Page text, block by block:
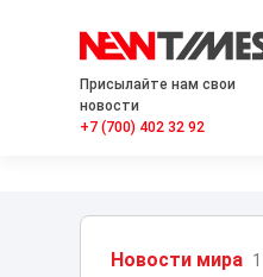
Присылайте нам свои
новости
+7 (700) 402 32 92
Новости мира